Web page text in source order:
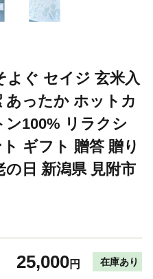
よぐ セイジ 玄米入
あったか ホットカ
100% リラクシ
ギフト 贈答 贈り
日 新潟県 見附市
25,000円 在庫あり